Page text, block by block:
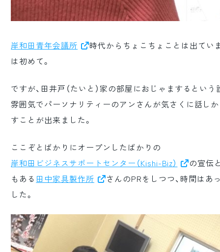
岸和田青年会議所
時代からちょこちょことは出てい
は初めて。
ですが、田井戸（たいと）家の部屋におじゃまするとい
雰囲気でパーソナリティーのアンさんが気さくに話し
すことが出来ました。
ここぞとばかりにオープンしたばかりの
岸和田ビジネスサポートセンター（Kishi-Biz）
の宣伝
もある 田中家具製作所
さんのPRをしつつ、時間はあ
した。